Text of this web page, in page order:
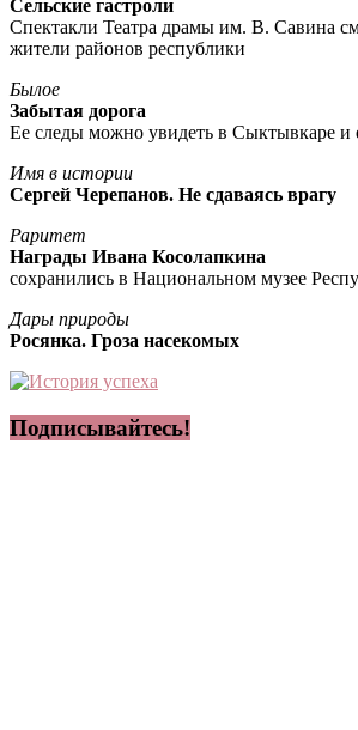
Сельские гастроли
Спектакли Театра драмы им. В. Савина
жители районов республики
Былое
Забытая дорога
Ее следы можно увидеть в Сыктывкаре и
Имя в истории
Сергей Черепанов. Не сдаваясь врагу
Раритет
Награды Ивана Косолапкина
сохранились в Национальном музее
Дары природы
Росянка. Гроза насекомых
Подписывайтесь!